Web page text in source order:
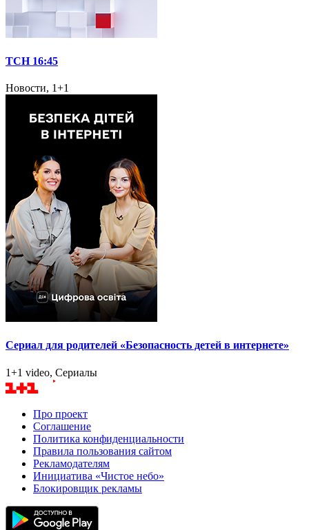
ТСН 16:45
Новости, 1+1
Сериал для родителей «Безопасность детей в интернете»
1+1 video, Сериалы
Про проект
Соглашение
Политика конфиденциальности
Правила пользования сайтом
Рекламодателям
Инициатива «Чистое небо»
Блокировщик рекламы